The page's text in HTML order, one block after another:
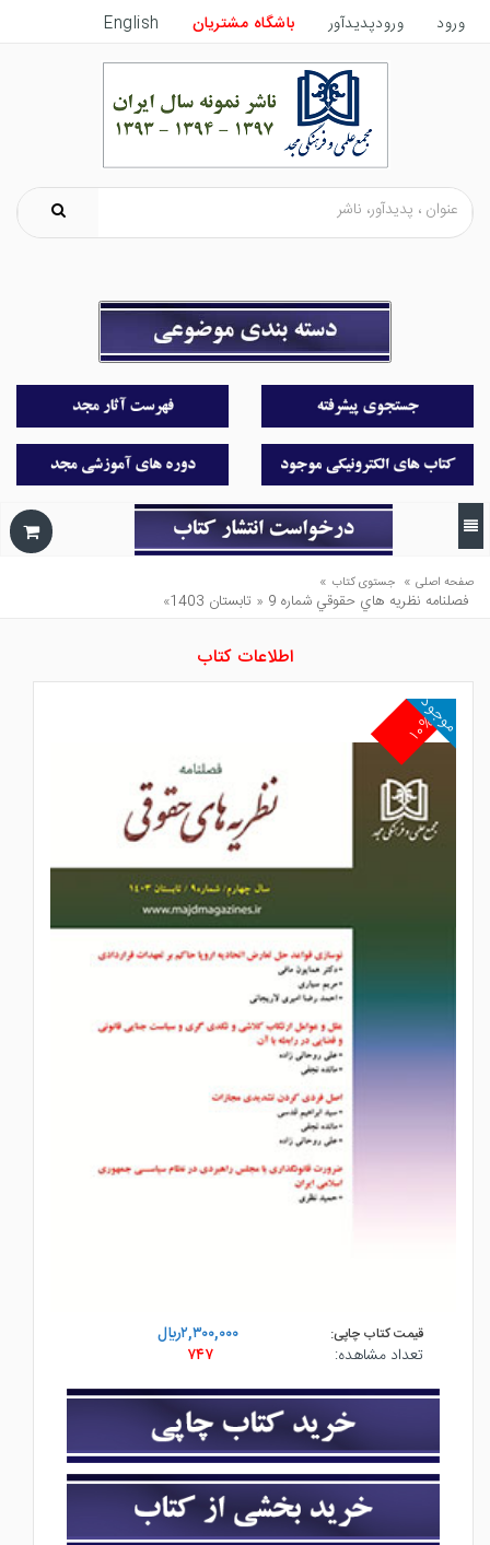
ورود ورودپدیدآور باشگاه مشتریان English
صفحه اصلی » جستوی کتاب »
فصلنامه نظريه هاي حقوقي شماره 9 « تابستان 1403»
اطلاعات کتاب
۱۰%
موجود
قیمت کتاب چاپی:
۲,۳۰۰,۰۰۰ريال
تعداد مشاهده:
۷۴۷